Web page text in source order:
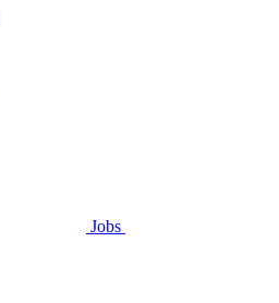
Jobs